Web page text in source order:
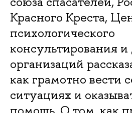
Красного Креста,
психологического
консультирования и
организаций
как грамотно вести
ситуациях и